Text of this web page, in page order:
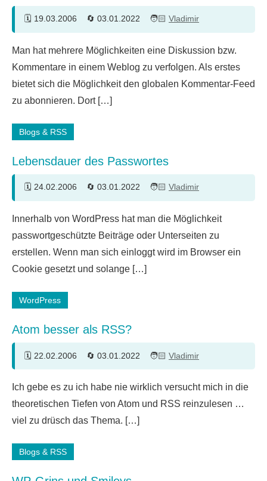
19.03.2006 03.01.2022 Vladimir
Kommentare
Man hat mehrere Möglichkeiten eine Diskussion bzw.
Kommentare in einem Weblog zu verfolgen. Als erstes
bietet sich die Möglichkeit den globalen Kommentar-Feed
zu abonnieren. Dort […]
Blogs & RSS
Lebensdauer des Passwortes
24.02.2006 03.01.2022 Vladimir
Kommentare
Innerhalb von WordPress hat man die Möglichkeit
passwortgeschützte Beiträge oder Unterseiten zu
erstellen. Wenn man sich einloggt wird im Browser ein
Cookie gesetzt und solange […]
WordPress
Atom besser als RSS?
22.02.2006 03.01.2022 Vladimir
Kommentare
Ich gebe es zu ich habe nie wirklich versucht mich in die
theoretischen Tiefen von Atom und RSS reinzulesen …
viel zu drüsch das Thema. […]
Blogs & RSS